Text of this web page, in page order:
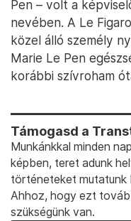
Pen – volt a
nevében. A Le
közel álló személy
Marie Le Pen
korábbi szívroham
Támogasd a
Munkánkkal minden
képben, teret adunk
történeteket
Ahhoz, hogy ezt
szükségünk van.